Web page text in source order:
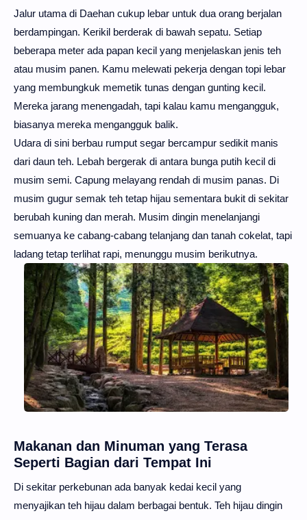
Jalur utama di Daehan cukup lebar untuk dua orang berjalan
berdampingan. Kerikil berderak di bawah sepatu. Setiap
beberapa meter ada papan kecil yang menjelaskan jenis teh
atau musim panen. Kamu melewati pekerja dengan topi lebar
yang membungkuk memetik tunas dengan gunting kecil.
Mereka jarang menengadah, tapi kalau kamu mengangguk,
biasanya mereka mengangguk balik.
Udara di sini berbau rumput segar bercampur sedikit manis
dari daun teh. Lebah bergerak di antara bunga putih kecil di
musim semi. Capung melayang rendah di musim panas. Di
musim gugur semak teh tetap hijau sementara bukit di sekitar
berubah kuning dan merah. Musim dingin menelanjangi
semuanya ke cabang-cabang telanjang dan tanah cokelat, tapi
ladang tetap terlihat rapi, menunggu musim berikutnya.
Makanan dan Minuman yang Terasa
Seperti Bagian dari Tempat Ini
Di sekitar perkebunan ada banyak kedai kecil yang
menyajikan teh hijau dalam berbagai bentuk. Teh hijau dingin